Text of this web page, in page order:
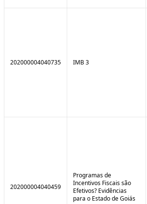
202000004040735 IMB 3
202000004040459
Programas de
Incentivos Fiscais são
Efetivos? Evidências
para o Estado de Goiás